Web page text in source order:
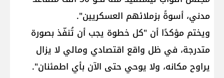
مدني، أسوةً بزملائهم العسكريين".
ويختم مؤكدًا أن "كل خطوة يجب أن تُنفّذ بصورة
متدرجة، في ظل واقع اقتصادي ومالي لا يزال
يراوح مكانه، ولا يوحي حتى الآن بأي اطمئنان".